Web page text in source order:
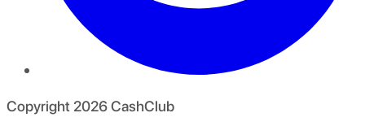
Copyright 2026CashClub